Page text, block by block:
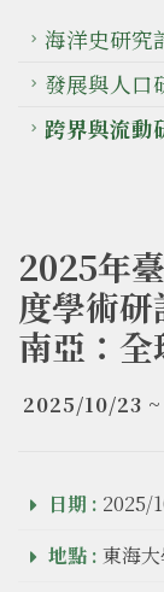
海洋史研究
發展與人口
跨界與流動
2025年
度學術
南亞：全
2025/10/23
日期 : 2025/
地點 : 東海